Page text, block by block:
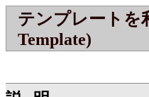
テンプレートを
Template)